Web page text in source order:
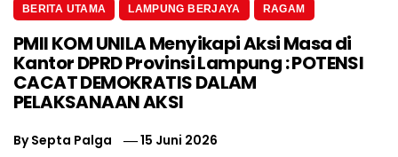
BERITA UTAMA LAMPUNG BERJAYA RAGAM
PMII KOM UNILA Menyikapi Aksi Masa di
Kantor DPRD Provinsi Lampung : POTENSI
CACAT DEMOKRATIS DALAM
PELAKSANAAN AKSI
BySepta Palga 15 Juni 2026